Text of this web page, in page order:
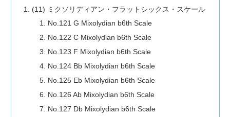
(11) ミクソリディアン・フラットシックス・スケール
No.121 G Mixolydian b6th Scale
No.122 C Mixolydian b6th Scale
No.123 F Mixolydian b6th Scale
No.124 Bb Mixolydian b6th Scale
No.125 Eb Mixolydian b6th Scale
No.126 Ab Mixolydian b6th Scale
No.127 Db Mixolydian b6th Scale